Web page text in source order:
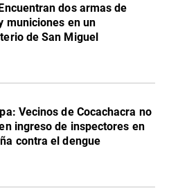
dos armas de
municiones en un
de San Miguel
Vecinos de Cocachacra no
ingreso de inspectores en
contra el dengue